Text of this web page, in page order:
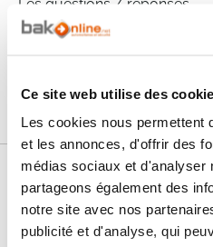
Ce site web utilise des
Les cookies nous permettent
et les annonces, d'offrir des
médias sociaux et d'analyser
partageons également des
notre site avec nos
publicité et d'analyse, qui
Les questions / réponses
Pas encore de questions
Nos services
Paiement
100% sécurisé